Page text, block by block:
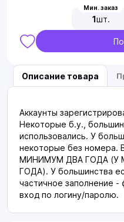
Мин. заказ
1шт.
Описание товара
Аккаунты
Некоторые б.у.,
использовались. У
некоторые без
МИНИМУМ ДВА ГОДА (У
ГОДА). У большинства
частичное заполнение -
вход по логину/паролю.